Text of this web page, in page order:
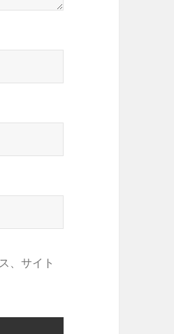
、サイト